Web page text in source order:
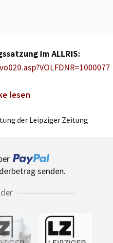
im ALLRIS:
lesen
der Leipziger Zeitung
senden.